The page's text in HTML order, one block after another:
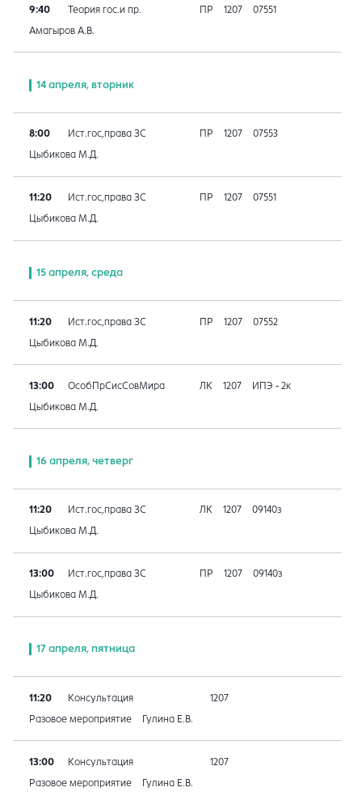
9:40 Теория гос.и пр. ПР 1207 07551
Амагыров А.В.
14 апреля, вторник
8:00 Ист.гос,права ЗС ПР 1207 07553
Цыбикова М.Д.
11:20 Ист.гос,права ЗС ПР 1207 07551
Цыбикова М.Д.
15 апреля, среда
11:20 Ист.гос,права ЗС ПР 1207 07552
Цыбикова М.Д.
13:00 ОсобПрСисСовМира ЛК 1207 ИПЭ - 2к
Цыбикова М.Д.
16 апреля, четверг
11:20 Ист.гос,права ЗС ЛК 1207 09140з
Цыбикова М.Д.
13:00 Ист.гос,права ЗС ПР 1207 09140з
Цыбикова М.Д.
17 апреля, пятница
11:20 Консультация 1207
Разовое мероприятие Гулина Е.В.
13:00 Консультация 1207
Разовое мероприятие Гулина Е.В.